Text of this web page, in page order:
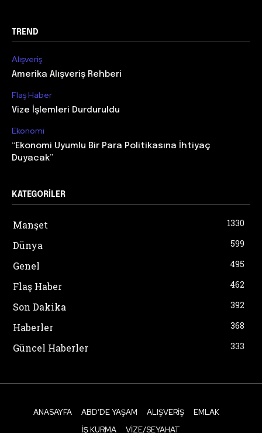
TREND
Alışveriş
Amerika Alışveriş Rehberi
Flaş Haber
Vize İşlemleri Durduruldu
Ekonomi
“Ekonomi Uyumlu Bir Para Politikasına İhtiyaç
Duyacak”
KATEGORILER
Manşet 1330
Dünya 599
Genel 495
Flaş Haber 462
Son Dakika 392
Haberler 368
Güncel Haberler 333
ANASAYFA ABD’DE YAŞAM ALIŞVERIŞ
EMLAK
İŞ KURMA
VIZE/SEYAHAT